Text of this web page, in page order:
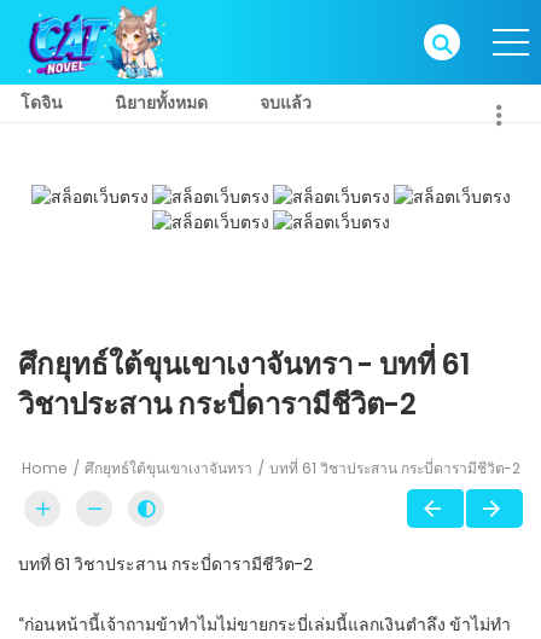
โดจิน นิยายทั้งหมด จบแล้ว
ศึกยุทธ์ใต้ขุนเขาเงาจันทรา - บทที่ 61
วิชาประสาน กระบี่ดารามีชีวิต-2
Home ศึกยุทธ์ใต้ขุนเขาเงาจันทรา บทที่ 61 วิชาประสาน กระบี่ดารามีชีวิต-2
บทที่ 61 วิชาประสาน กระบี่ดารามีชีวิต-2
“ก่อนหน้านี้เจ้าถามข้าทำไมไม่ขายกระบี่เล่มนี้แลกเงินตำลึง ข้าไม่ทำ